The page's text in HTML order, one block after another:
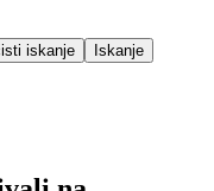
iskanje Iskanje